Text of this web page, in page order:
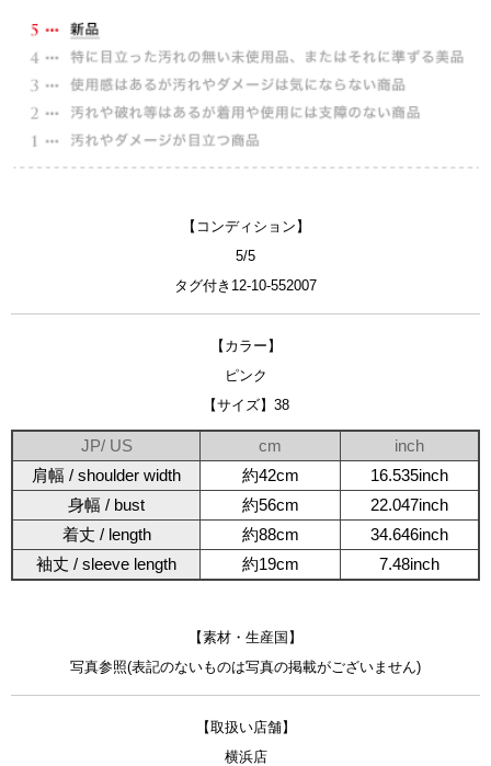
【コンディション】
5/5
タグ付き12-10-552007
【カラー】
ピンク
【サイズ】38
JP/ US cm
inch
肩幅 / shoulder width
約42cm
16.535inch
身幅 / bust
約56cm
22.047inch
着丈 / length
約88cm
34.646inch
袖丈 / sleeve length
約19cm 7.48inch
【素材・生産国】
写真参照(表記のないものは写真の掲載がございません)
【取扱い店舗】
横浜店